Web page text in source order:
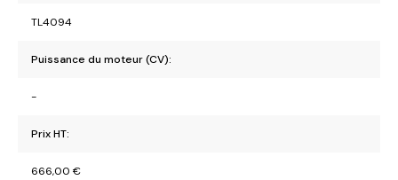
TL4094
Puissance du moteur (CV):
-
Prix HT:
666,00 €